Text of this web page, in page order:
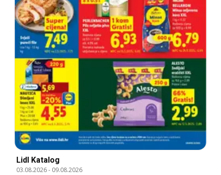
Lidl Katalog
03.08.2026- 09.08.2026